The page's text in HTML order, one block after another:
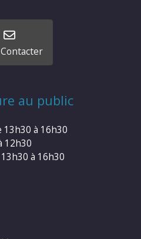
au public
13h30 à 16h30
12h30
à 16h30